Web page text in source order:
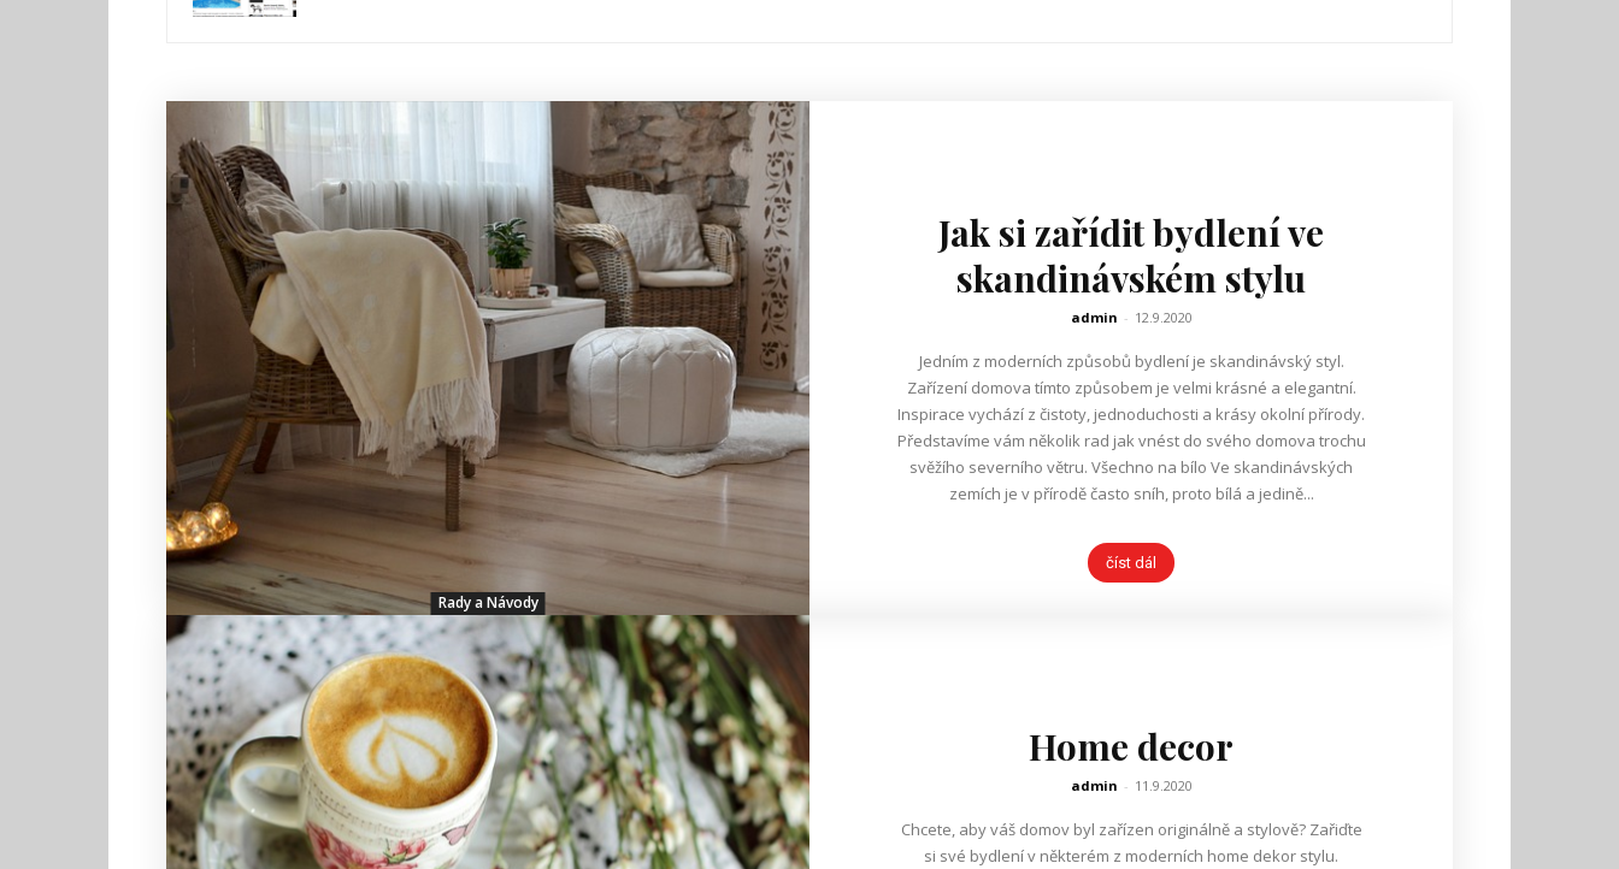
Rady a Návody
Jak si zařídit bydlení ve
skandinávském stylu
admin - 12.9.2020
Jedním z moderních způsobů bydlení je skandinávský styl.
Zařízení domova tímto způsobem je velmi krásné a elegantní.
Inspirace vychází z čistoty, jednoduchosti a krásy okolní přírody.
Představíme vám několik rad jak vnést do svého domova trochu
svěžího severního větru. Všechno na bílo Ve skandinávských
zemích je v přírodě často sníh, proto bílá a jedině...
číst dál
Home decor
admin - 11.9.2020
Chcete, aby váš domov byl zařízen originálně a stylově? Zařiďte
si své bydlení v některém z moderních home dekor stylu.